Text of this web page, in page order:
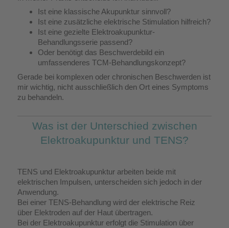
Ist eine klassische Akupunktur sinnvoll?
Ist eine zusätzliche elektrische Stimulation hilfreich?
Ist eine gezielte Elektroakupunktur-
Behandlungsserie passend?
Oder benötigt das Beschwerdebild ein
umfassenderes TCM-Behandlungskonzept?
Gerade bei komplexen oder chronischen Beschwerden ist
mir wichtig, nicht ausschließlich den Ort eines Symptoms
zu behandeln.
Was ist der Unterschied zwischen
Elektroakupunktur und TENS?
TENS und Elektroakupunktur arbeiten beide mit
elektrischen Impulsen, unterscheiden sich jedoch in der
Anwendung.
Bei einer TENS-Behandlung wird der elektrische Reiz
über Elektroden auf der Haut übertragen.
Bei der Elektroakupunktur erfolgt die Stimulation über